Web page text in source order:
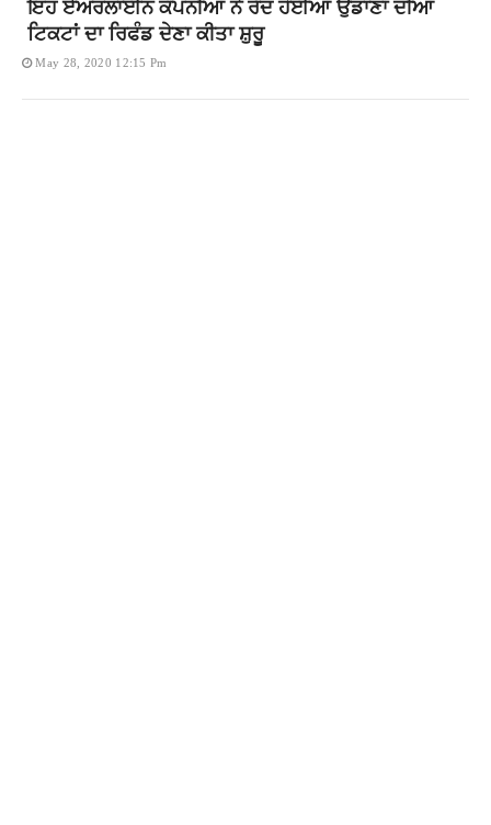
ਇਹ ਏਅਰਲਾਈਨ ਕੰਪਨੀਆਂ ਨੇ ਰੱਦ ਹੋਈਆਂ ਉਡਾਣਾਂ ਦੀਆਂ
ਟਿਕਟਾਂ ਦਾ ਰਿਫੰਡ ਦੇਣਾ ਕੀਤਾ ਸ਼ੁਰੂ
May 28, 2020 12:15 Pm